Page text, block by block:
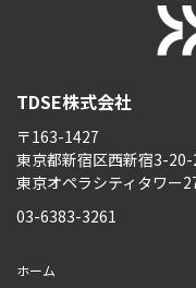
TDSE株式会社
〒163-1427
東京都新宿区西新宿3-20-
東京オペラシティタワー
03-6383-3261
ホーム